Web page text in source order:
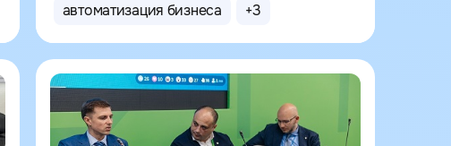
автоматизация бизнеса
+3